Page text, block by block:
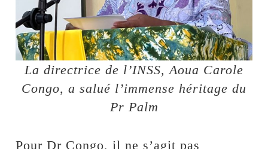
La directrice de l’INSS, Aoua Carole
Congo, a salué l’immense héritage du
Pr Palm
Pour Dr Congo, il ne s’agit pas